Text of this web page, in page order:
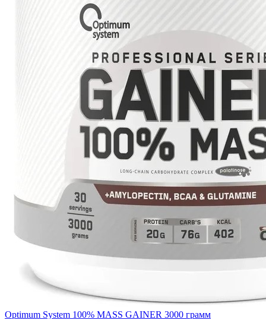
Optimum System 100% MASS GAINER 3000 грамм